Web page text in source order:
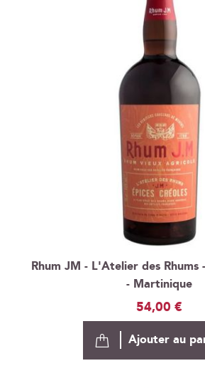
Rhum JM - L'Atelier des Rhums
- Martinique
54,00 €
Ajouter au